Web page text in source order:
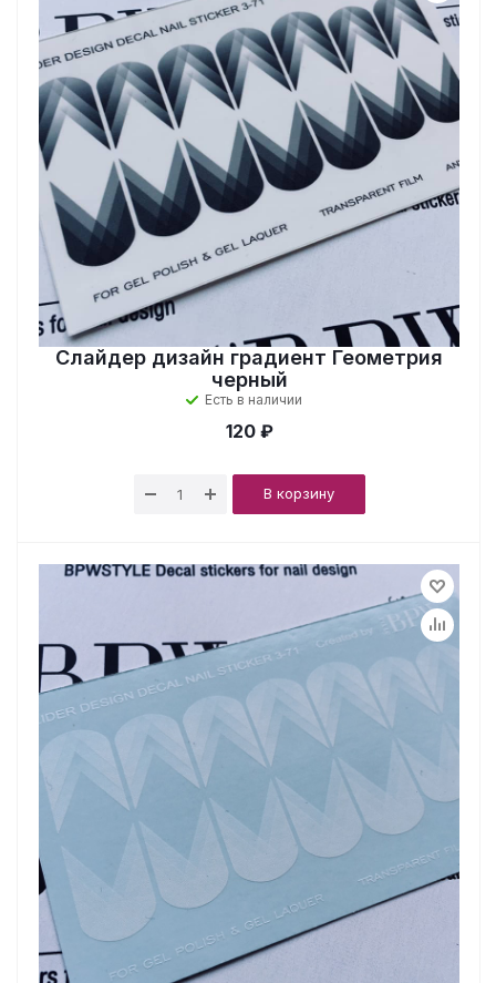
Слайдер дизайн градиент Геометрия
черный
Есть в наличии
120 ₽
В корзину